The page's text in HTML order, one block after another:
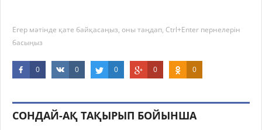
Егер мәтінде қате байқасаңыз, оны таңдап, Ctrl+Enter пернелерін
басыңыз
0 0 0 0 0
СОНДАЙ-АҚ ТАҚЫРЫП БОЙЫНША